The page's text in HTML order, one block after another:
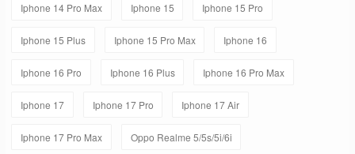
Iphone 14 Pro Max Iphone 15 Iphone 15 Pro
Iphone 15 Plus Iphone 15 Pro Max Iphone 16
Iphone 16 Pro Iphone 16 Plus Iphone 16 Pro Max
Iphone 17 Iphone 17 Pro Iphone 17 Air
Iphone 17 Pro Max Oppo Realme 5/5s/5i/6i